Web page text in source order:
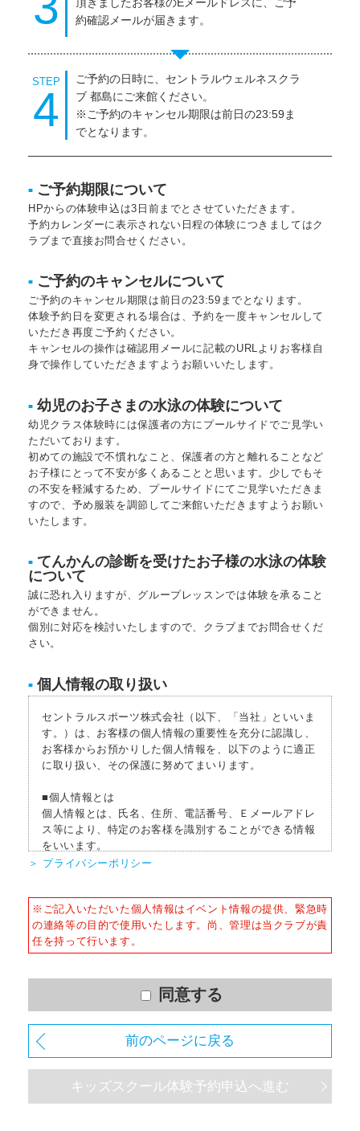
約確認メールが届きます。
STEP
4
ご予約の日時に、セントラルウェルネスクラ
ブ 都島にご来館ください。
※ご予約のキャンセル期限は前日の23:59ま
でとなります。
■ ご予約期限について
HPからの体験申込は3日前までとさせていただきます。
予約カレンダーに表示されない日程の体験につきましてはク
ラブまで直接お問合せください。
■ ご予約のキャンセルについて
ご予約のキャンセル期限は前日の23:59までとなります。
体験予約日を変更される場合は、予約を一度キャンセルして
いただき再度ご予約ください。
キャンセルの操作は確認用メールに記載のURLよりお客様自
身で操作していただきますようお願いいたします。
■ 幼児のお子さまの水泳の体験について
幼児クラス体験時には保護者の方にプールサイドでご見学い
ただいております。
初めての施設で不慣れなこと、保護者の方と離れることなど
お子様にとって不安が多くあることと思います。少しでもそ
の不安を軽減するため、プールサイドにてご見学いただきま
すので、予め服装を調節してご来館いただきますようお願い
いたします。
■ てんかんの診断を受けたお子様の水泳の体験
について
誠に恐れ入りますが、グループレッスンでは体験を承ること
ができません。
個別に対応を検討いたしますので、クラブまでお問合せくだ
さい。
■ 個人情報の取り扱い
セントラルスポーツ株式会社（以下、「当社」といいま
す。）は、お客様の個人情報の重要性を充分に認識し、
お客様からお預かりした個人情報を、以下のように適正
に取り扱い、その保護に努めてまいります。
■個人情報とは
個人情報とは、氏名、住所、電話番号、Ｅメールアドレ
ス等により、特定のお客様を識別することができる情報
をいいます。
かつ適正な方法によりお客様の個人情報を収集いたしま
す。
させて頂きます。また、違法または不当な行為を助長
し、または誘発するおそれがある方法による個人情報の
利用を行いません。
2) ご利用上の諸連絡や利用状況の確認のため
3) 運動プログラム（カウンセリングを含む）等、新商
品・サービスの立案・開発・実施のため
＞ プライバシーポリシー
※ご記入いただいた個人情報はイベント情報の提供、緊急時
の連絡等の目的で使用いたします。尚、管理は当クラブが責
任を持って行います。
同意する
前のページに戻る
キッズスクール体験予約申込へ進む